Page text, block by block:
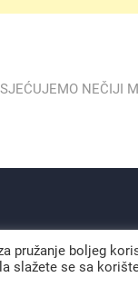
NEČIJI
pružanje boljeg
slažete se sa